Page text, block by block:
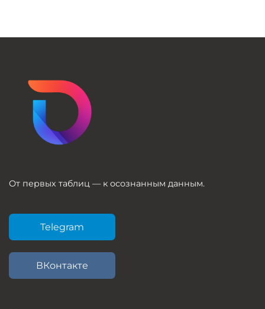
От первых таблиц — к осознанным данным.
Telegram
ВКонтакте